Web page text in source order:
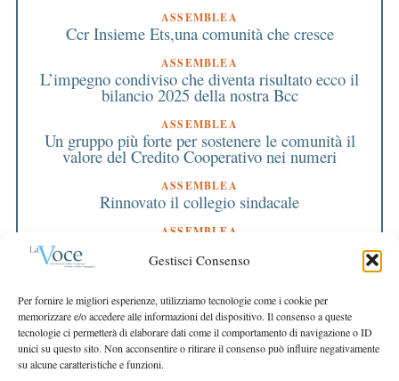
Gestisci Consenso
Per fornire le migliori esperienze, utilizziamo tecnologie come i cookie per
memorizzare e/o accedere alle informazioni del dispositivo. Il consenso a queste
tecnologie ci permetterà di elaborare dati come il comportamento di navigazione o ID
unici su questo sito. Non acconsentire o ritirare il consenso può influire negativamente
su alcune caratteristiche e funzioni.
ASSEMBLEA
Ccr Insieme Ets,una comunità che cresce
ASSEMBLEA
L’impegno condiviso che diventa risultato ecco il
bilancio 2025 della nostra Bcc
ASSEMBLEA
Un gruppo più forte per sostenere le comunità il
valore del Credito Cooperativo nei numeri
ASSEMBLEA
Rinnovato il collegio sindacale
ASSEMBLEA
Bilancio approvato all’unanimità e 2 milioni
destinati al territorio
Crescere restando riconoscibili
EDITORIALE PRESIDENTE
Costruire futuro insieme